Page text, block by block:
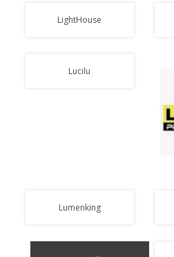
LightHouse
Lucilu
Lumenking